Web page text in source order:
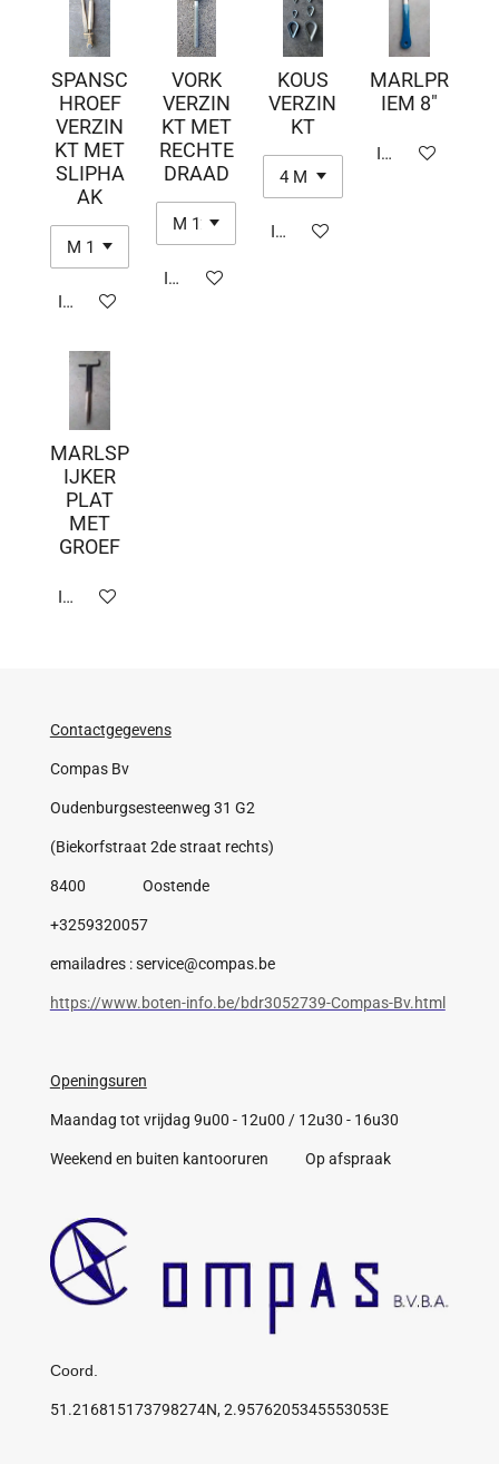
SPANSC
HROEF
VERZIN
KT MET
SLIPHA
AK
In winkelwagen
VORK
VERZIN
KT MET
RECHTE
DRAAD
In winkelwagen
KOUS
VERZIN
KT
In winkelwagen
MARLPR
IEM 8"
In winkelwagen
MARLSP
IJKER
PLAT
MET
GROEF
In winkelwagen
Contactgegevens
Compas Bv
Oudenburgsesteenweg 31 G2
(Biekorfstraat 2de straat rechts)
8400 Oostende
+3259320057
emailadres : service@compas.be
https://www.boten-info.be/bdr3052739-Compas-Bv.html
Openingsuren
Maandag tot vrijdag 9u00 - 12u00 / 12u30 - 16u30
Weekend en buiten kantooruren Op afspraak
Coord.
51.216815173798274N, 2.9576205345553053E